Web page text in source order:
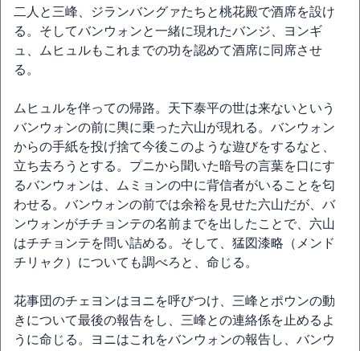
二人と三峰、ジランバングァたちと桃花殿で酒席を設け
る。そしてバンウォンと一緒に現れたバンジ、ヨンギ
ュ、ムヒュルもこれまでの功を認めて酒席に同席させ
る。
ムヒュルを伴っての帰路。天下泰平の世は来ないという
バンウォンの前に輿に乗った六山が現れる。バンウォン
からの手紙を投げ捨て今後このような遊びをするなと、
立ち去ろうとする。プニから聞いた暗号の言葉を口にす
るバンウォンは、ムミョンの中に背信者がいることを匂
わせる。バンウォンの前では余裕を見せた六山だが、バ
ンウォンがチチョンテの名前までを出したことで、六山
はチチョンテを問い詰める。そして、猛図漆略（メンド
チリャク）についても調べろと、命じる。
花事団のチェヨンはヨニを呼びつけ、三峰とポウンの動
きについて最後の報告をし、三峰との連絡係を止めるよ
うに命じる。ヨニはこれをバンウォンの報告し、バンウ